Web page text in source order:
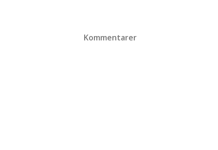
Kommentarer